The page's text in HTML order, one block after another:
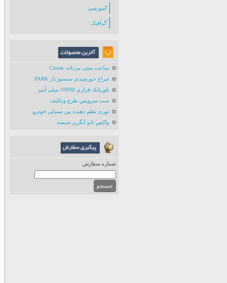
آموزشی
گرافیک
ساعت مچی مردانه Classic
چراغ خورشیدی سنسوردار PARK
پاوربانک فراری 10000 میلی آمپر
ست سرویس طرح ونکلیف
توری نظم دهنده بین صندلی خودرو
واکس نانو آبگریز شیشه
شماره سفارش